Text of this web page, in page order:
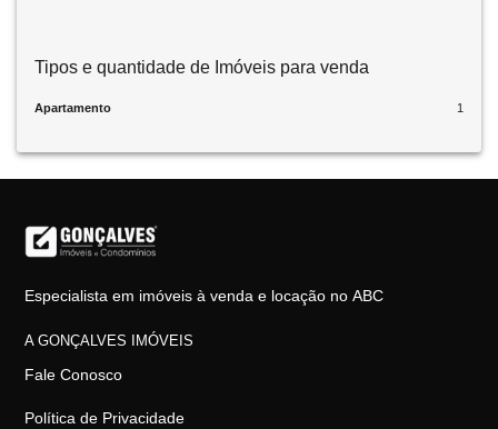
Tipos e quantidade de Imóveis para venda
Apartamento 1
Especialista em imóveis à venda e locação no ABC
A GONÇALVES IMÓVEIS
Fale Conosco
Política de Privacidade